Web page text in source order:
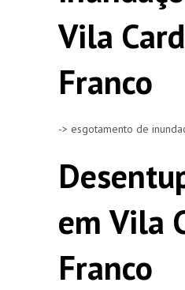
Vila
Franco
-> esgotamento de
em Vila
Franco